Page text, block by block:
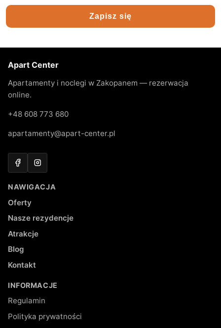
Adres e-mail
Zapisz się
Apart Center
Apartamenty i noclegi w Zakopanem — rezerwacja
online.
+48 608 773 680
apartamenty@apart-center.pl
FacebookInstagram
NAWIGACJA
Oferty
Nasze rezydencje
Atrakcje
Blog
Kontakt
INFORMACJE
Regulamin
Polityka prywatności